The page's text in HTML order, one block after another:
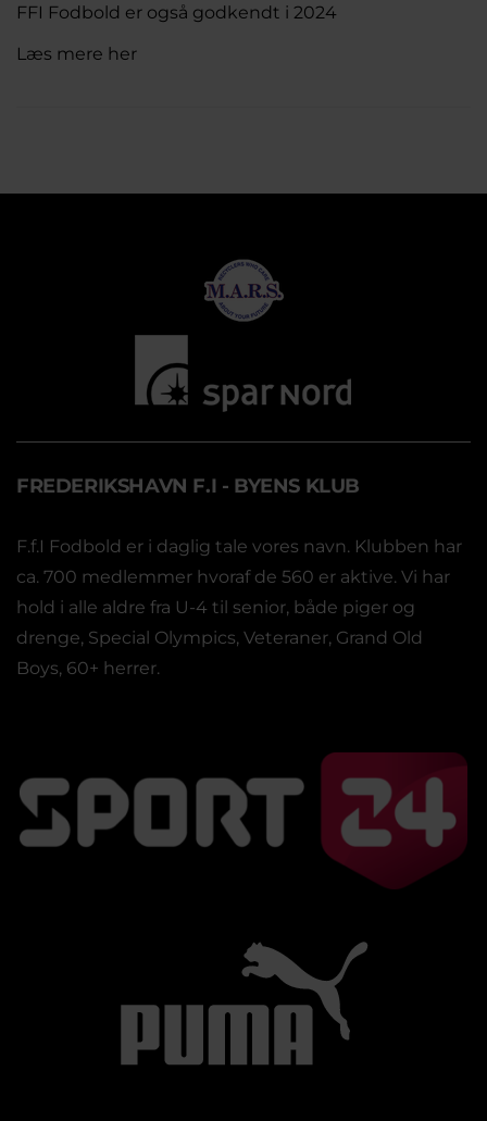
FFI Fodbold er også godkendt i 2024
Læs mere her
FREDERIKSHAVN F.I - BYENS KLUB
F.f.I Fodbold er i daglig tale vores navn. Klubben har
ca. 700 medlemmer hvoraf de 560 er aktive. Vi har
hold i alle aldre fra U-4 til senior, både piger og
drenge, Special Olympics, Veteraner, Grand Old
Boys, 60+ herrer.